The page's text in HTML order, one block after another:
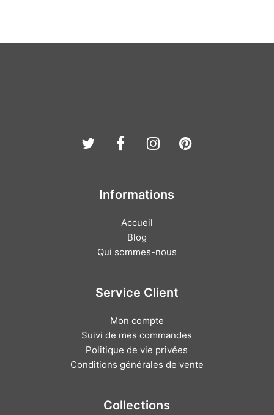
TwitterFacebook
Instagram
Pinterest
Informations
Accueil
Blog
Qui sommes-nous
Service Client
Mon compte
Suivi de mes commandes
Politique de vie privées
Conditions générales de vente
Collections